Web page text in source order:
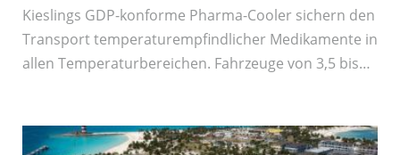
Kieslings GDP-konforme Pharma-Cooler sichern den
Transport temperaturempfindlicher Medikamente in
allen Temperaturbereichen. Fahrzeuge von 3,5 bis…